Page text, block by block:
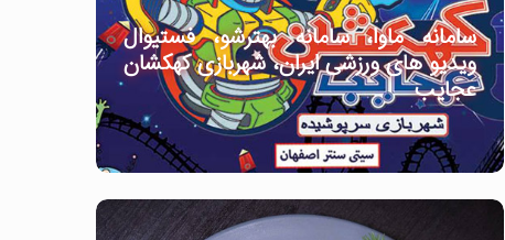
سامانه ماوا، سامانه بهترشو، فستیوال
ویدیو های ورزشی ایران، شهربازی کهکشان
عجایب